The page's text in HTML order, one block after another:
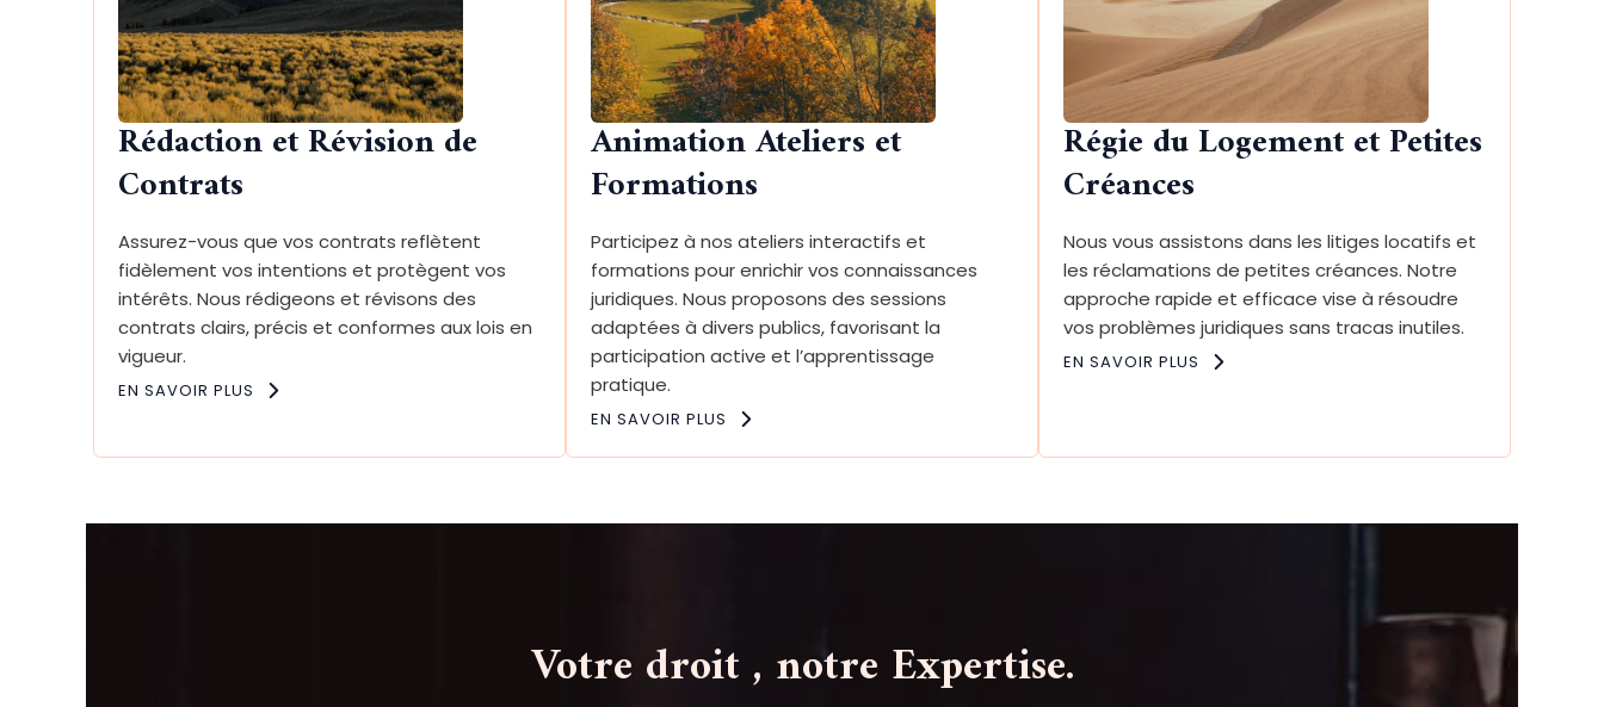
Rédaction et Révision de
Contrats
Assurez-vous que vos contrats reflètent
fidèlement vos intentions et protègent vos
intérêts. Nous rédigeons et révisons des
contrats clairs, précis et conformes aux lois en
vigueur.
EN SAVOIR PLUS
Animation Ateliers et
Formations
Participez à nos ateliers interactifs et
formations pour enrichir vos connaissances
juridiques. Nous proposons des sessions
adaptées à divers publics, favorisant la
participation active et l’apprentissage
pratique.
EN SAVOIR PLUS
Régie du Logement et Petites
Créances
Nous vous assistons dans les litiges locatifs et
les réclamations de petites créances. Notre
approche rapide et efficace vise à résoudre
vos problèmes juridiques sans tracas inutiles.
EN SAVOIR PLUS
Votre droit , notre Expertise.